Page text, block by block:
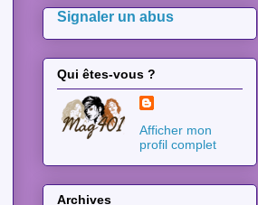
Signaler un abus
Qui êtes-vous ?
Afficher mon
profil complet
Archives